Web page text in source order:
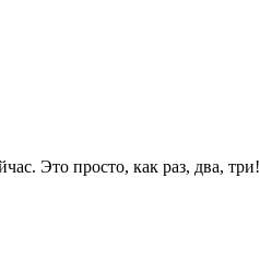
Это просто, как раз, два, три!